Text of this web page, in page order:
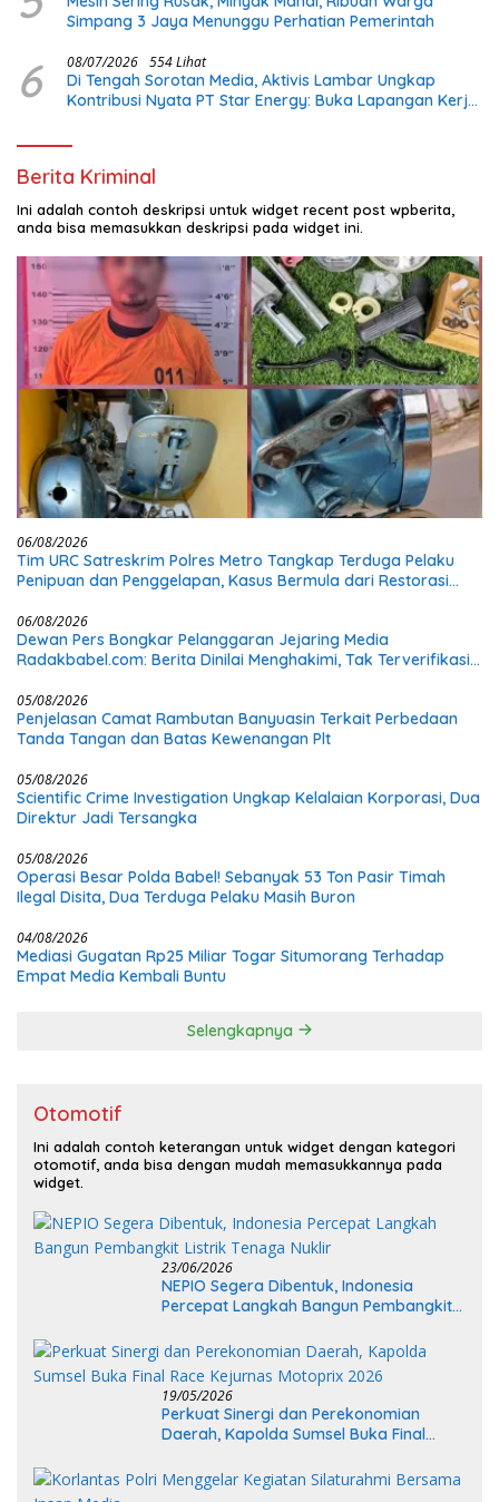
Simpang 3 Jaya Menunggu Perhatian Pemerintah
6 08/07/2026 554 Lihat
Di Tengah Sorotan Media, Aktivis Lambar Ungkap
Kontribusi Nyata PT Star Energy: Buka Lapangan Kerja
Berita Kriminal
Ini adalah contoh deskripsi untuk widget recent post wpberita,
anda bisa memasukkan deskripsi pada widget ini.
06/08/2026
Tim URC Satreskrim Polres Metro Tangkap Terduga Pelaku
Penipuan dan Penggelapan, Kasus Bermula dari Restorasi
06/08/2026
Dewan Pers Bongkar Pelanggaran Jejaring Media
Radakbabel.com: Berita Dinilai Menghakimi, Tak Terverifikasi,
05/08/2026
Penjelasan Camat Rambutan Banyuasin Terkait Perbedaan
Tanda Tangan dan Batas Kewenangan Plt
05/08/2026
Scientific Crime Investigation Ungkap Kelalaian Korporasi, Dua
Direktur Jadi Tersangka
05/08/2026
Operasi Besar Polda Babel! Sebanyak 53 Ton Pasir Timah
Ilegal Disita, Dua Terduga Pelaku Masih Buron
04/08/2026
Mediasi Gugatan Rp25 Miliar Togar Situmorang Terhadap
Empat Media Kembali Buntu
Selengkapnya
Otomotif
Ini adalah contoh keterangan untuk widget dengan kategori
otomotif, anda bisa dengan mudah memasukkannya pada
widget.
23/06/2026
NEPIO Segera Dibentuk, Indonesia
Percepat Langkah Bangun Pembangkit
19/05/2026
Perkuat Sinergi dan Perekonomian
Daerah, Kapolda Sumsel Buka Final